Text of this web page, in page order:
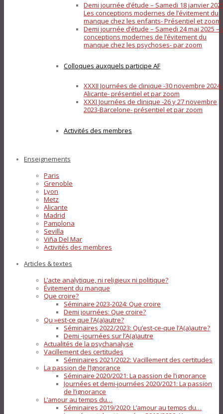
Demi journée d’étude – Samedi 18 janvier
Les conceptions modernes de l’évitement du
manque chez les enfants- Présentiel et zoom
Demi journée d’étude – Samedi 24 mai 2025 –
conceptions modernes de l’évitement du
manque chez les psychoses- par zoom
Colloques auxquels participe AF
XXXII Journées de clinique -30 novembre 2024-
Alicante- présentiel et par zoom
XXXI Journées de clinique -26 y 27 novembre
2023-Barcelone- présentiel et par zoom
Activités des membres
Enseignements
Paris
Grenoble
Lyon
Metz
Alicante
Madrid
Pamplona
Sevilla
Viña Del Mar
Activités des membres
Articles & textes
L’acte analytique, ni religieux ni politique?
Évitement du manque
Que croire?
Séminaire 2023-2024: Que croire
Demi journées: Que croire?
Qu »est-ce que l’A(a)autre?
Séminaires 2022/2023: Qu’est-ce-que l’A(a)autre?
Demi -journées sur l’A(a)autre
Actualités de la psychanalyse
Vacillement des certitudes
Séminaires 2021/2022: Vacillement des certitudes
La passion de l’Ignorance
Séminaire 2020/2021: La passion de l’ignorance
Journées et demi-journées 2020/2021: La passion
de l’ignorance
L’amour au temps du…
Séminaires 2019/2020: L’amour au temps du…